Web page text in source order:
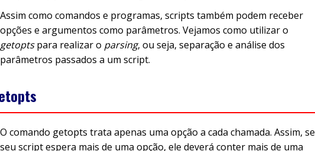
Assim como comandos e programas, scripts também podem receber
opções e argumentos como parâmetros. Vejamos como utilizar o
getoptspara realizar o parsing, ou seja, separação e análise dos
parâmetros passados a um script.
O comando getopts trata apenas uma opção a cada chamada. Assim, se
seu script espera mais de uma opção, ele deverá conter mais de uma